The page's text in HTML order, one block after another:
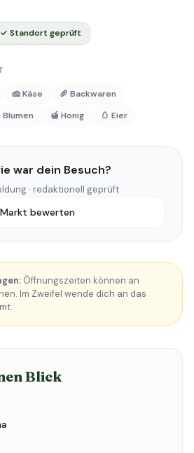
✓ Standort geprüft
🧀 Käse
🥖 Backwaren
Blumen 🍯 Honig 🥚 Eier
war dein Besuch?
· redaktionell geprüft
Markt bewerten
Öffnungszeiten können an
Im Zweifel wende dich an das
Blick